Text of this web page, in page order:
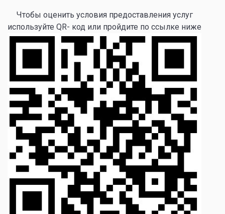
Чтобы оценить условия предоставления услуг
используйте QR- код или пройдите по ссылке ниже